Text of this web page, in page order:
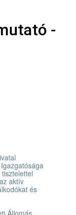
-
aktív
és
Állomás,